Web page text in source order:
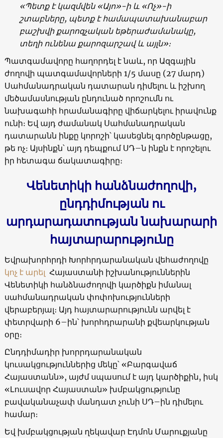
«Պետք է կազմվեն «Այո»-ի և «Ոչ»-ի
շտաբները, պետք է համապատախանաբար
բաշխվի քարոզչական եթերաժամանակը,
տեղի ունենա քարոզարշավ և այլն»։
Պատգամավորը հաղորդել է նաև, որ Ազգային
ժողովի պատգամավորների 1/5 մասը (27 մարդ)
Սահմանադրական դատարան դիմելու և իշխող
մեծամասնության ընդունած որոշումն ու
նախագահի հրամանագիրը վիճարկելու իրավունք
ունի։ Եվ այդ ժամանակ Սահմանադրական
դատարանն ինքը կորոշի՝ կասեցնել գործընթացը,
թե ոչ։ Այսինքն՝ այդ դեպքում ՍԴ–ն ինքն է որոշելու
իր հետագա ճակատագիրը։
Վենետիկի հանձնաժողովի,
ընդդիմության ու
արդարադատության նախարարի
հայտարարությունը
Եվրախորհրդի Խորհրդարանական վեհաժողովը
կոչ է արել Հայաստանի իշխանություններին
Վենետիկի հանձնաժողովի կարծիքն իմանալ
սահմանադրական փոփոխությունների
վերաբերյալ։ Այդ հայտարարությունն արվել է
փետրվարի 6–ին՝ խորհդրարանի քվեարկության
օրը։
Ընդդիմադիր խորրդարանական
կուսակցություններից մեկը՝ «Բարգավաճ
Հայաստանն», այժմ սպասում է այդ կարծիքին, իսկ
«Լուսավոր Հայաստան» խմբակցությունը
բավականաչափ մանդատ չունի ՍԴ–ին դիմելու
համար։
Եվ խմբակցության ղեկավար Էդմոն Մարուքյանը